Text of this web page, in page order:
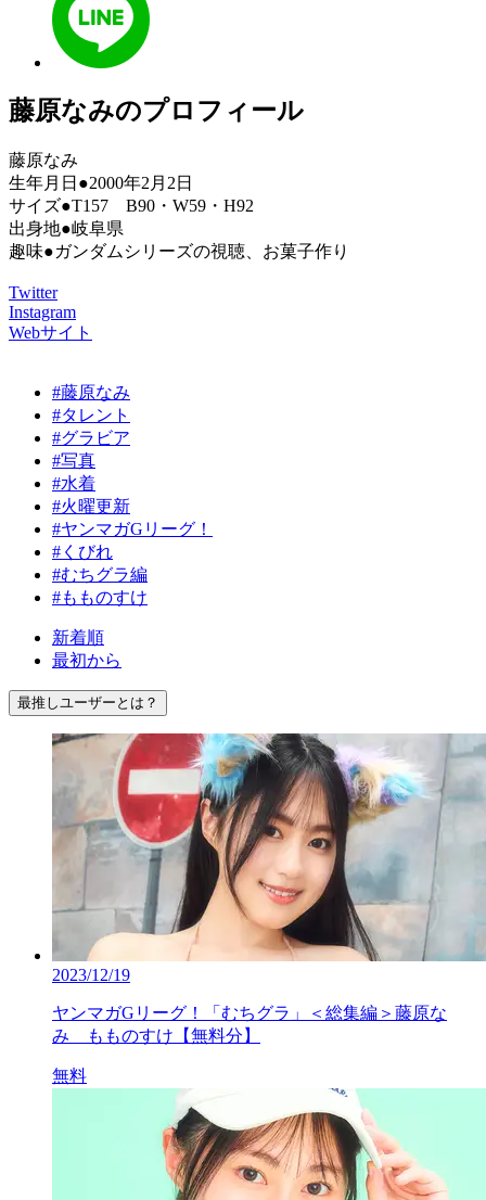
藤原なみのプロフィール
藤原なみ
生年月日●2000年2月2日
サイズ●T157 B90・W59・H92
出身地●岐阜県
趣味●ガンダムシリーズの視聴、お菓子作り
Twitter
Instagram
Webサイト
#藤原なみ
#タレント
#グラビア
#写真
#水着
#火曜更新
#ヤンマガGリーグ！
#くびれ
#むちグラ編
#もものすけ
新着順
最初から
最推しユーザーとは？
2023/12/19
ヤンマガGリーグ！「むちグラ」＜総集編＞藤原な
み もものすけ【無料分】
無料